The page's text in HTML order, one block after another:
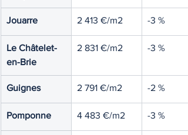
Jouarre 2 413 €/m2 -3 %
Le Châtelet-
en-Brie
2 831 €/m2 -3 %
Guignes 2 791 €/m2 -2 %
Pomponne 4 483 €/m2 -3 %